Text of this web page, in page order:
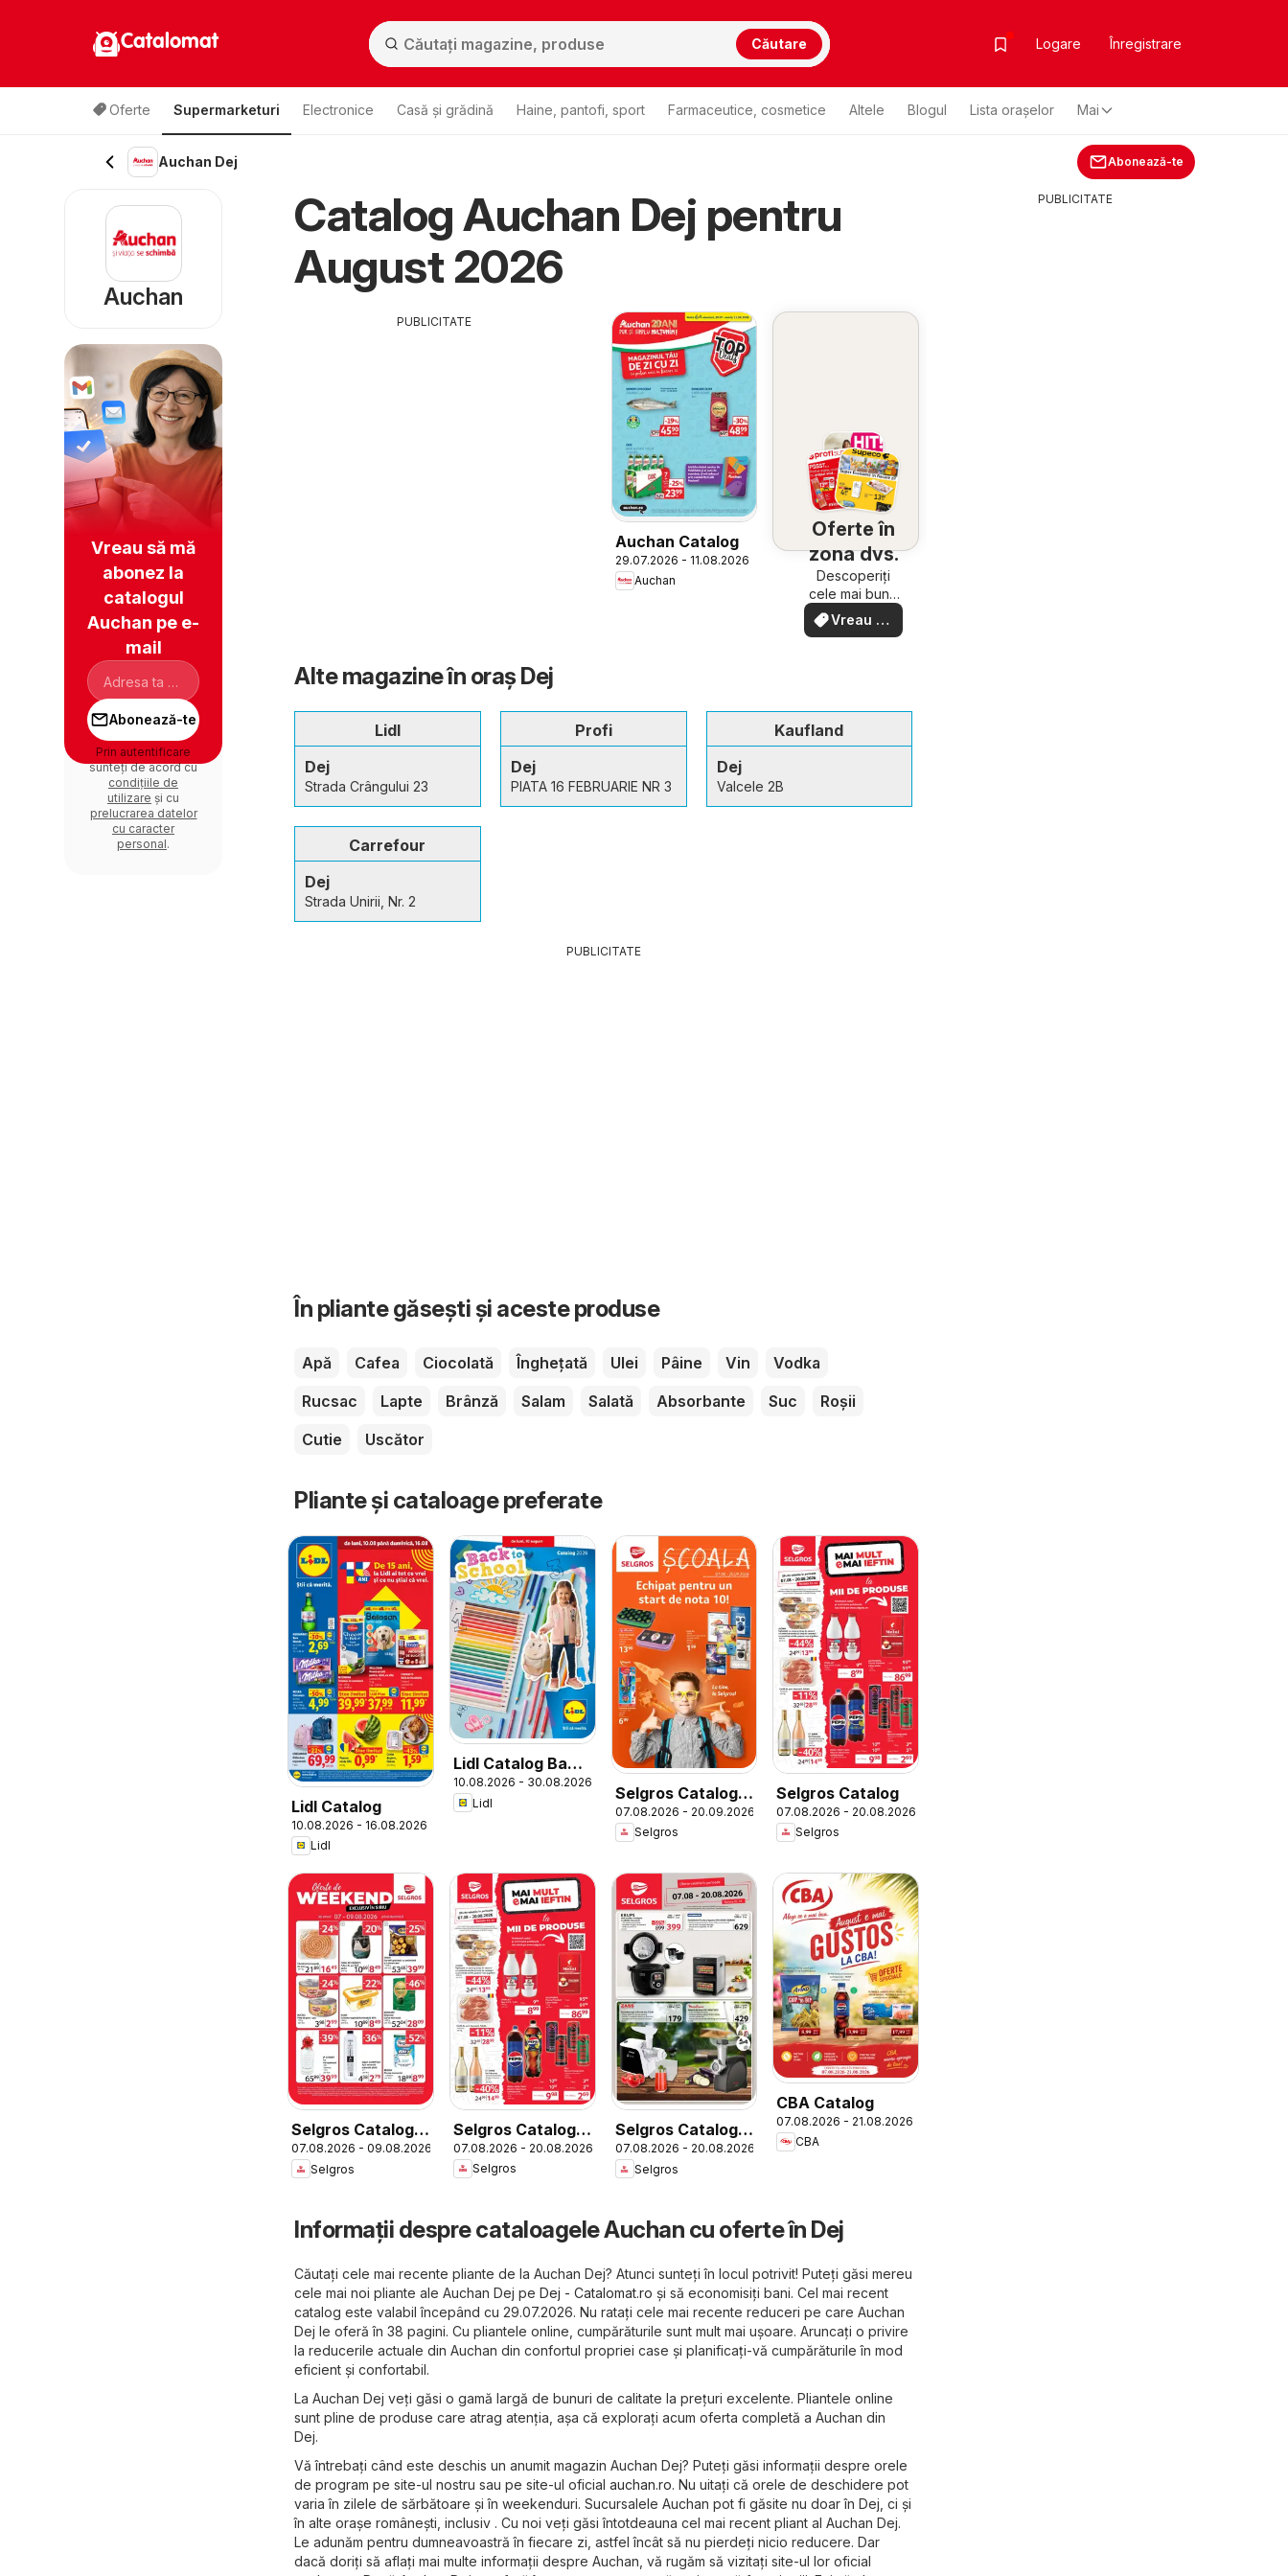
Catalomat Căutare Logare Înregistrare
Oferte Supermarketuri Electronice Casă și grădină Haine, pantofi, sport Farmaceutice, cosmetice Altele Blogul Lista oraşelor Mai
Auchan Dej Abonează-te
Catalog Auchan Dej pentru
August 2026
PUBLICITATE
Auchan Catalog
29.07.2026 - 11.08.2026
Auchan
Oferte în
zona dvs.
Descoperiți
cele mai bune
oferte din
apropiere –
Vreau să
văd
Alte magazine în oraş Dej
Lidl
Dej
Strada Crângului 23
Profi
Dej
PIATA 16 FEBRUARIE NR 3
Kaufland
Dej
Valcele 2B
Carrefour
Dej
Strada Unirii, Nr. 2
PUBLICITATE
În pliante găsești și aceste produse
Apă Cafea Ciocolată Înghețată Ulei Pâine Vin
Vodka
Rucsac
Lapte Brânză Salam Salată Absorbante Suc
Roșii
Cutie
Uscător
Pliante și cataloage preferate
Lidl Catalog
10.08.2026 - 16.08.2026
Lidl
Lidl Catalog Back
to School
10.08.2026 - 30.08.2026
Lidl
Selgros Catalog
Şcoala
07.08.2026 - 20.09.2026
Selgros
Selgros Catalog
07.08.2026 - 20.08.2026
Selgros
Selgros Catalog
Oferte de
weekend
07.08.2026 - 09.08.2026
Selgros
Selgros Catalog
Magazine Mici
07.08.2026 - 20.08.2026
Selgros
Selgros Catalog
Nonfood
07.08.2026 - 20.08.2026
Selgros
CBA Catalog
07.08.2026 - 21.08.2026
CBA
Informații despre cataloagele Auchan cu oferte în Dej
Căutați cele mai recente pliante de la Auchan Dej? Atunci sunteți în locul potrivit! Puteți găsi mereu
cele mai noi pliante ale Auchan Dej pe Dej - Catalomat.ro și să economisiți bani. Cel mai recent
catalog este valabil începând cu 29.07.2026. Nu ratați cele mai recente reduceri pe care Auchan
Dej le oferă în 38 pagini. Cu pliantele online, cumpărăturile sunt mult mai ușoare. Aruncați o privire
la reducerile actuale din Auchan din confortul propriei case și planificați-vă cumpărăturile în mod
eficient și confortabil.
La Auchan Dej veți găsi o gamă largă de bunuri de calitate la prețuri excelente. Pliantele online
sunt pline de produse care atrag atenția, așa că explorați acum oferta completă a Auchan din
Dej.
Vă întrebați când este deschis un anumit magazin Auchan Dej? Puteți găsi informații despre orele
de program pe site-ul nostru sau pe site-ul oficial auchan.ro. Nu uitați că orele de deschidere pot
varia în zilele de sărbătoare și în weekenduri. Sucursalele Auchan pot fi găsite nu doar în Dej, ci și
în alte orașe românești, inclusiv . Cu noi veți găsi întotdeauna cel mai recent pliant al Auchan Dej.
Le adunăm pentru dumneavoastră în fiecare zi, astfel încât să nu pierdeți nicio reducere. Dar
dacă doriți să aflați mai multe informații despre Auchan, vă rugăm să vizitați site-ul lor oficial
Auchan
Vreau să mă
abonez la
catalogul
Auchan pe e-
mail
Abonează-te
Prin autentificare
sunteți de acord cu
condițiile de
utilizare și cu
prelucrarea datelor
cu caracter
personal.
PUBLICITATE